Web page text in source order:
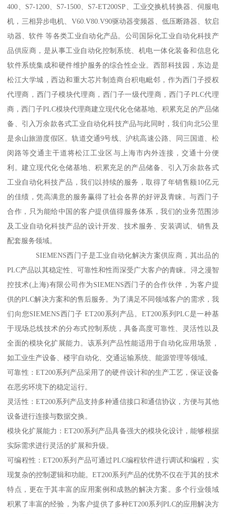
400、S7-1200、S7-1500、S7-ET200SP、工业交换机转换器、伺服电
机，三相异步电机、V60.V80.V90驱动器变频器、低压断路器、软启
动器、软件 等各类工业自动化产品。公司国际化工业自动化科技产
品供应商，是从事工业自动化控制系统、机电一体化装备和信息化
软件系统集成和硬件维护服务的综合性企业。西部科技园，东边是
松江大学城，西边和重大芯片制造商台积电毗邻，作为西门子授权
代理商，西门子模块代理商，西门子一级代理商，西门子PLC代理
商，西门子PLC模块代理商建立现代化仓储基地、积累充足的产品储
备、引入万余款各式工业自动化科技产品与此同时，我们向北5公里
是余山旅游度假区。轨道交通9号线、沪杭高速公路、同三国道、松
闵路等交通主干道将松江工业区与上海市内外连接，交通十分便
利。建立现代化仓储基地、积累充足的产品储备、引入万余款各式
工业自动化科技产品，我们以持续的服务，取得了年销售额10亿元
的佳绩，凭高满意的服务赢得了社会各界的好评及青睐。与西门子
合作，只为能给中国的客户提供值得服务体系，我们的业务范围涉
及工业自动化科技产品的设计开发、技术服务、安装调试、销售及
配套服务领域。
SIEMENS西门子是工业自动化解决方案供应商，其出品的
PLC产品以其稳定性、可靠性和性而深受广大客户的青睐。浔之漫智
控技术(上海)有限公司作为SIEMENS西门子的合作伙伴，为客户提
供的PLC解决方案和的售后服务。为了满足不同领域客户的需求，我
们向您SIEMENS西门子 ET200系列产品。ET200系列PLC是一种基
于现场总线技术的分布式控制系统，具备高度可靠性、灵活性以及
全面的模块化扩展能力。该系列产品性能适用于自动化应用场景，
如工业生产设备、楼宇自动化、交通运输系统、能源管理等领域。
可靠性：ET200系列产品采用了的硬件设计和的生产工艺，保证设备
在恶劣环境下的稳定运行。
灵活性：ET200系列产品支持多种通信接口和通信协议，方便与其他
设备进行连接与数据交换。
模块化扩展能力：ET200系列产品具备强大的模块化设计，能够根据
实际需求进行灵活的扩展和升级。
可编程性：ET200系列产品可通过PLC编程软件进行调试和编程，实
现复杂的控制逻辑和功能。ET200系列产品的优势不仅在于其的技术
特点，更在于其丰富的应用案例和成熟的解决方案。多个行业领域
积累了丰富的经验，为客户提供了多种ET200系列PLC的应用解决方